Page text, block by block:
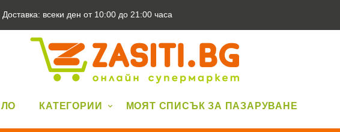
Доставка: всеки ден от 10:00 до 21:00 часа
КАТЕГОРИИ МОЯТ СПИСЪК ЗА ПАЗАРУВАНЕ